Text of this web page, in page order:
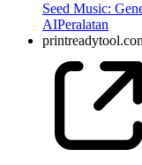
Seed Music:
AIPeralatan